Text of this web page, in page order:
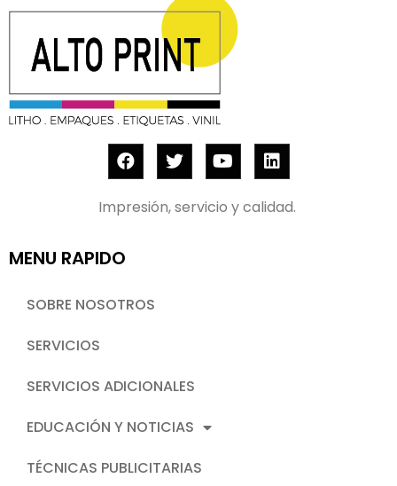
Impresión, servicio y calidad.
MENU RAPIDO
SOBRE NOSOTROS
SERVICIOS
SERVICIOS ADICIONALES
EDUCACIÓN Y NOTICIAS
TÉCNICAS PUBLICITARIAS